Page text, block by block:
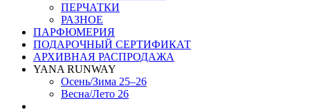
ПЕРЧАТКИ
РАЗНОЕ
ПАРФЮМЕРИЯ
ПОДАРОЧНЫЙ СЕРТИФИКАТ
АРХИВНАЯ РАСПРОДАЖА
YANA RUNWAY
Осень/Зима 25–26
Весна/Лето 26